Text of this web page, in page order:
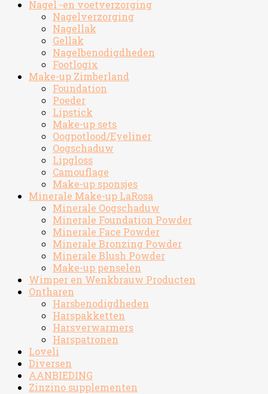
Nagel -en voetverzorging
Nagelverzorging
Nagellak
Gellak
Nagelbenodigdheden
Footlogix
Make-up Zimberland
Foundation
Poeder
Lipstick
Make-up sets
Oogpotlood/Eyeliner
Oogschaduw
Lipgloss
Camouflage
Make-up sponsjes
Minerale Make-up LaRosa
Minerale Oogschaduw
Minerale Foundation Powder
Minerale Face Powder
Minerale Bronzing Powder
Minerale Blush Powder
Make-up penselen
Wimper en Wenkbrauw Producten
Ontharen
Harsbenodigdheden
Harspakketten
Harsverwarmers
Harspatronen
Loveli
Diversen
AANBIEDING
Zinzino supplementen